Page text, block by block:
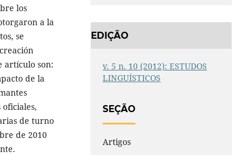
los
a la
se
artículo son:
de la
de turno
de 2010
EDIÇÃO
v. 5 n. 10 (2012): ESTUDOS
LINGUÍSTICOS
SEÇÃO
Artigos